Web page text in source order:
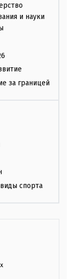
и науки
за границей
спорта